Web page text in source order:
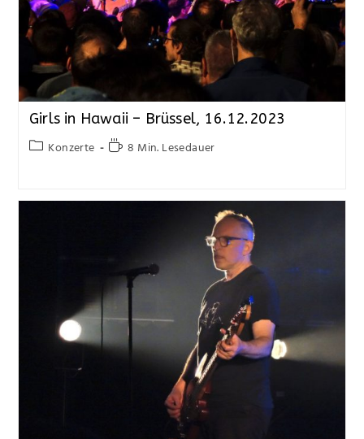
Girls in Hawaii – Brüssel, 16.12.2023
Konzerte 8 Min. Lesedauer